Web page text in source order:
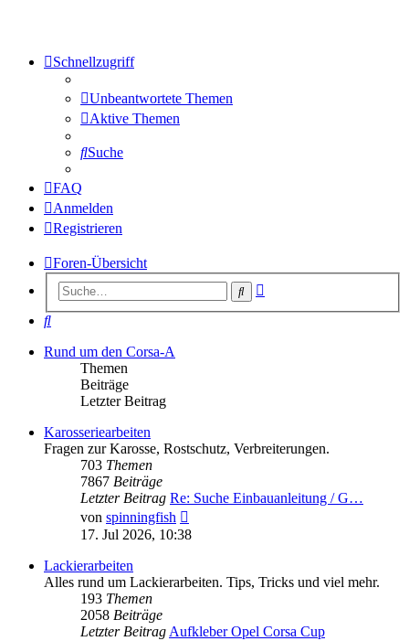
Schnellzugriff
Unbeantwortete Themen
Aktive Themen
Suche
FAQ
Anmelden
Registrieren
Foren-Übersicht
Suche
Suche
Rund um den Corsa-A
Themen
Beiträge
Letzter Beitrag
Karosseriearbeiten
Fragen zur Karosse, Rostschutz, Verbreiterungen.
703 Themen
7867 Beiträge
Letzter Beitrag Re: Suche Einbauanleitung / G…
von spinningfish
Beitrag
17. Jul 2026, 10:38
Lackierarbeiten
Alles rund um Lackierarbeiten. Tips, Tricks und viel mehr.
193 Themen
2058 Beiträge
Letzter Beitrag Aufkleber Opel Corsa Cup